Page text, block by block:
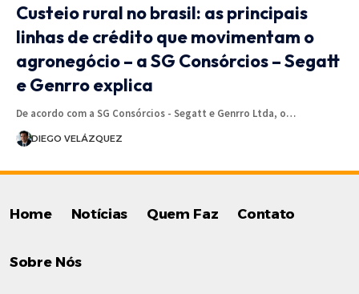
Custeio rural no brasil: as principais
linhas de crédito que movimentam o
agronegócio – a SG Consórcios – Segatt
e Genrro explica
De acordo com a SG Consórcios - Segatt e Genrro Ltda, o…
DIEGO VELÁZQUEZ
Home Notícias Quem Faz Contato
Sobre Nós